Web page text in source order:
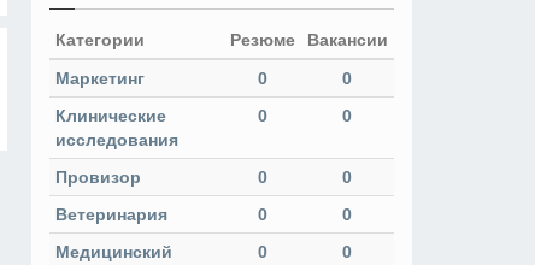
Категории Резюме
Вакансии
Маркетинг
0
0
Клинические
исследования
0 0
Провизор 0
0
Ветеринария
0
0
Медицинский
0 0